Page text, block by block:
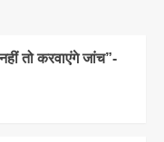
तो करवाएंगे जांच”-